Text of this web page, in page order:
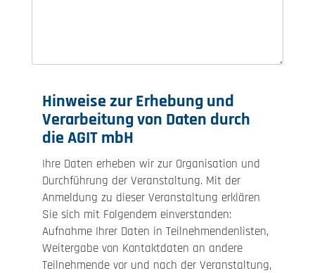
Hinweise zur Erhebung und
Verarbeitung von Daten durch
die AGIT mbH
Ihre Daten erheben wir zur Organisation und
Durchführung der Veranstaltung. Mit der
Anmeldung zu dieser Veranstaltung erklären
Sie sich mit Folgendem einverstanden:
Aufnahme Ihrer Daten in Teilnehmendenlisten,
Weitergabe von Kontaktdaten an andere
Teilnehmende vor und nach der Veranstaltung,